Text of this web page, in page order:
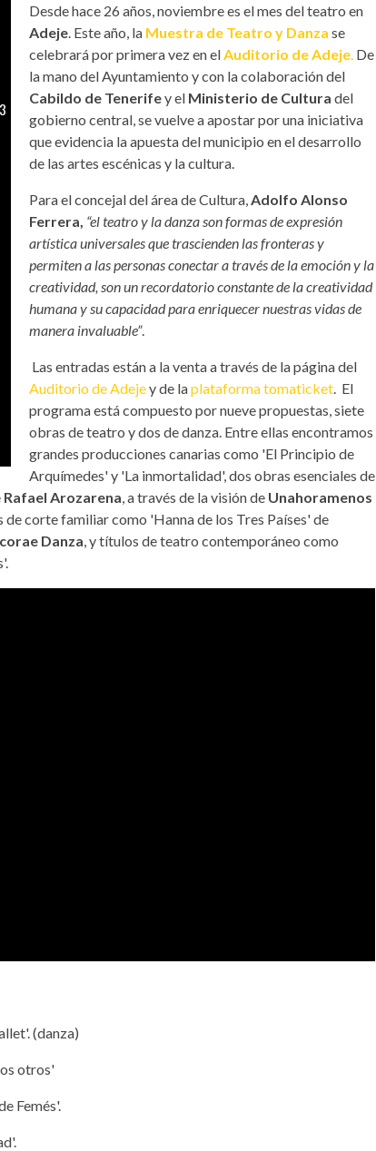
Desde hace 26 años, noviembre es el mes del teatro en
Adeje. Este año, la Muestra de Teatro y Danza se
celebrará por primera vez en el Auditorio de Adeje. De
la mano del Ayuntamiento y con la colaboración del
Cabildo de Tenerifey el Ministerio de Cultura del
gobierno central, se vuelve a apostar por una iniciativa
que evidencia la apuesta del municipio en el desarrollo
de las artes escénicas y la cultura.
Para el concejal del área de Cultura, Adolfo Alonso
Ferrera, “el teatro y la danza son formas de expresión
artística universales que trascienden las fronteras y
permiten a las personas conectar a través de la emoción y la
creatividad, son un recordatorio constante de la creatividad
humana y su capacidad para enriquecer nuestras vidas de
manera invaluable”.
Las entradas están a la venta a través de la página del
Auditorio de Adejey de laplataforma tomaticket. El
programa está compuesto por nueve propuestas, siete
obras de teatro y dos de danza. Entre ellas encontramos
grandes producciones canarias como 'El Principio de
Arquímedes' y 'La inmortalidad', dos obras esenciales de
Rafael Arozarena , a través de la visión de Unahoramenos
corte familiar como 'Hanna de los Tres Países' de
Danza , y títulos de teatro contemporáneo como
(danza)
otros'
Femés'.